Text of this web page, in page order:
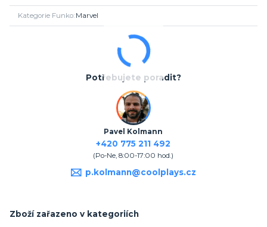
Kategorie Funko Marvel
Potřebujete poradit?
Pavel Kolmann
+420 775 211 492
(Po-Ne, 8:00-17:00 hod.)
p.kolmann@coolplays.cz
Zboží zařazeno v kategoriích